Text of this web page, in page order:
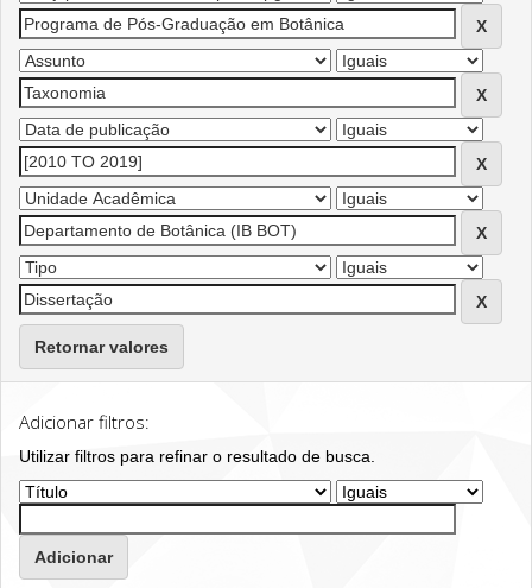
Retornar valores
Adicionar filtros:
Utilizar filtros para refinar o resultado de busca.